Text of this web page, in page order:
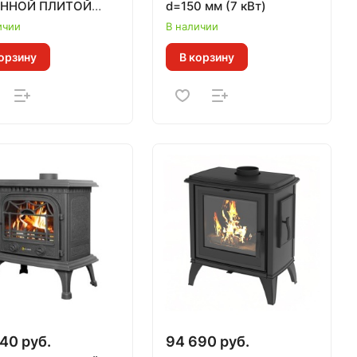
ПЛИТОЙ
d=150 мм (7 кВт)
В наличии
В корзину
руб. 94 690 руб.